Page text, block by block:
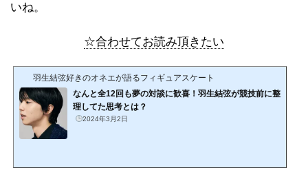
いね。
☆合わせてお読み頂きたい
羽生結弦好きのオネエが語るフィギュアスケート
なんと全12回も夢の対談に歓喜！羽生結弦が競技前に整
理してた思考とは？
2024年3月2日